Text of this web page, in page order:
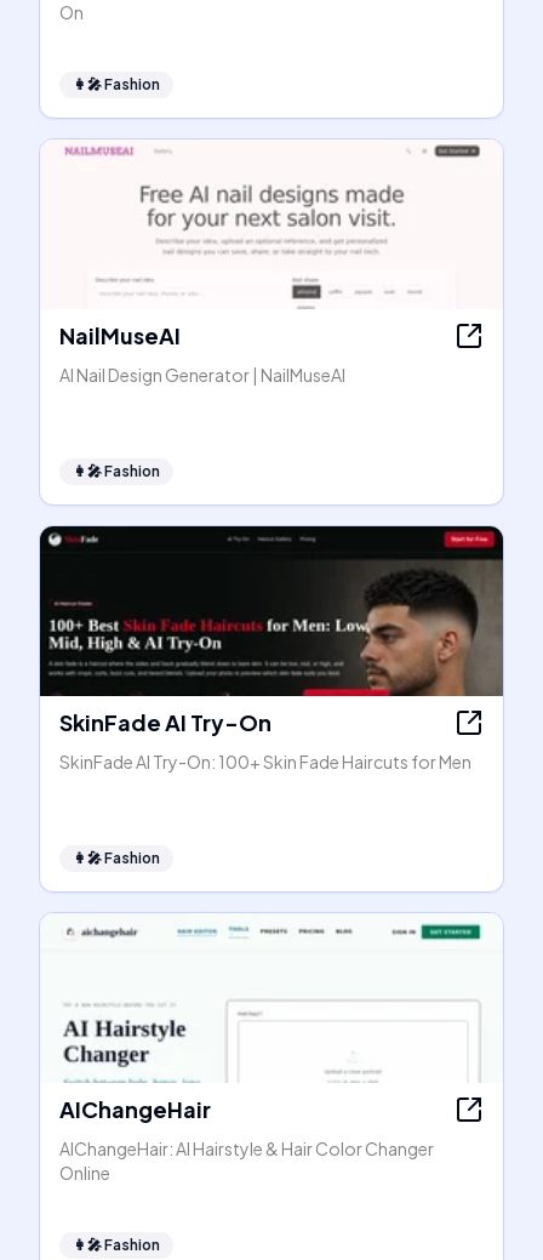
On
👩‍🎤Fashion
NailMuseAI
AI Nail Design Generator | NailMuseAI
👩‍🎤Fashion
SkinFade AI Try-On
SkinFade AI Try-On: 100+ Skin Fade Haircuts for Men
👩‍🎤Fashion
AIChangeHair
AIChangeHair: AI Hairstyle & Hair Color Changer
Online
👩‍🎤Fashion